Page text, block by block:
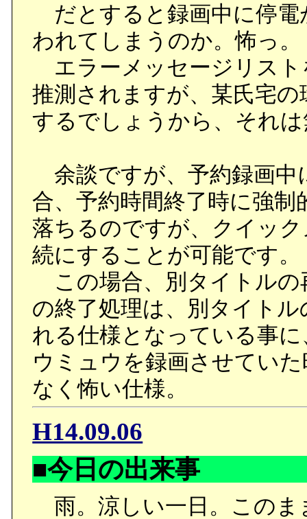
だとすると録画中に停電
われてしまうのか。怖っ。
エラーメッセージリスト
推測されますが、某氏宅
するでしょうから、それ
余談ですが、予約録画中
合、予約時間終了時に強
落ちるのですが、クイッ
続にすることが可能です。
この場合、別タイトルの
の終了処理は、別タイト
れる仕様となっている事
ウミュウを録画させてい
なく怖い仕様。
H14.09.06
■今日の出来事
雨。涼しい一日。このま